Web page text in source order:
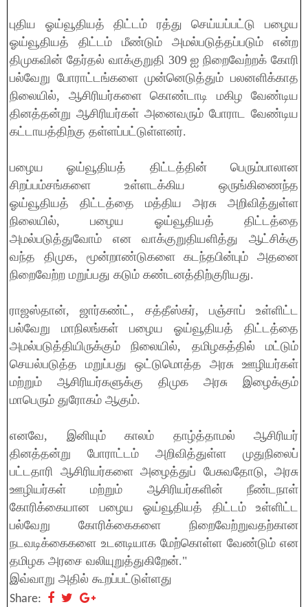
புதிய ஓய்வூதியத் திட்டம் ரத்து செய்யப்பட்டு பழைய
ஓய்வூதியத் திட்டம் மீண்டும் அமல்படுத்தப்படும் என்ற
திமுகவின் தேர்தல் வாக்குறுதி 309 ஐ நிறைவேற்றக் கோரி
பல்வேறு போராட்டங்களை முன்னெடுத்தும் பலனளிக்காத
நிலையில், ஆசிரியர்களை கொண்டாடி மகிழ வேண்டிய
தினத்தன்று ஆசிரியர்கள் அனைவரும் போராட வேண்டிய
கட்டாயத்திற்கு தள்ளப்பட்டுள்ளனர்.
பழைய ஓய்வூதியத் திட்டத்தின் பெரும்பாலான
சிறப்பம்சங்களை உள்ளடக்கிய ஒருங்கிணைந்த
ஓய்வூதியத் திட்டத்தை மத்திய அரசு அறிவித்துள்ள
நிலையில், பழைய ஓய்வூதியத் திட்டத்தை
அமல்படுத்துவோம் என வாக்குறுதியளித்து ஆட்சிக்கு
வந்த திமுக, மூன்றாண்டுகளை கடந்தபின்பும் அதனை
நிறைவேற்ற மறுப்பது கடும் கண்டனத்திற்குரியது.
ராஜஸ்தான், ஜார்கண்ட், சத்தீஸ்கர், பஞ்சாப் உள்ளிட்ட
பல்வேறு மாநிலங்கள் பழைய ஓய்வூதியத் திட்டத்தை
அமல்படுத்தியிருக்கும் நிலையில், தமிழகத்தில் மட்டும்
செயல்படுத்த மறுப்பது ஒட்டுமொத்த அரசு ஊழியர்கள்
மற்றும் ஆசிரியர்களுக்கு திமுக அரசு இழைக்கும்
மாபெரும் துரோகம் ஆகும்.
எனவே, இனியும் காலம் தாழ்த்தாமல் ஆசிரியர்
தினத்தன்று போராட்டம் அறிவித்துள்ள முதுநிலைப்
பட்டதாரி ஆசிரியர்களை அழைத்துப் பேசுவதோடு, அரசு
ஊழியர்கள் மற்றும் ஆசிரியர்களின் நீண்டநாள்
கோரிக்கையான பழைய ஓய்வூதியத் திட்டம் உள்ளிட்ட
பல்வேறு கோரிக்கைகளை நிறைவேற்றுவதற்கான
நடவடிக்கைகளை உடனடியாக மேற்கொள்ள வேண்டும் என
தமிழக அரசை வலியுறுத்துகிறேன்."
இவ்வாறு அதில் கூறப்பட்டுள்ளது
Share: